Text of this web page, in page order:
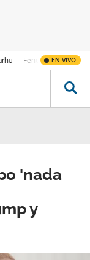
Fenómeno de El
EN VIVO
'nada
y